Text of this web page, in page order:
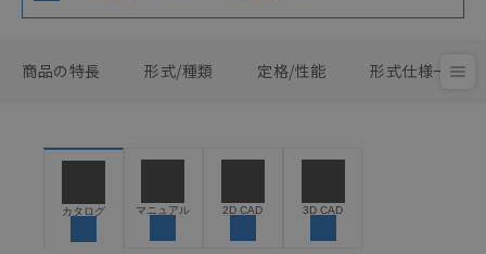
商品の特長 形式/種類 定格/性能 形式仕様一覧
カタログ マニュアル 2D CAD 3D CAD